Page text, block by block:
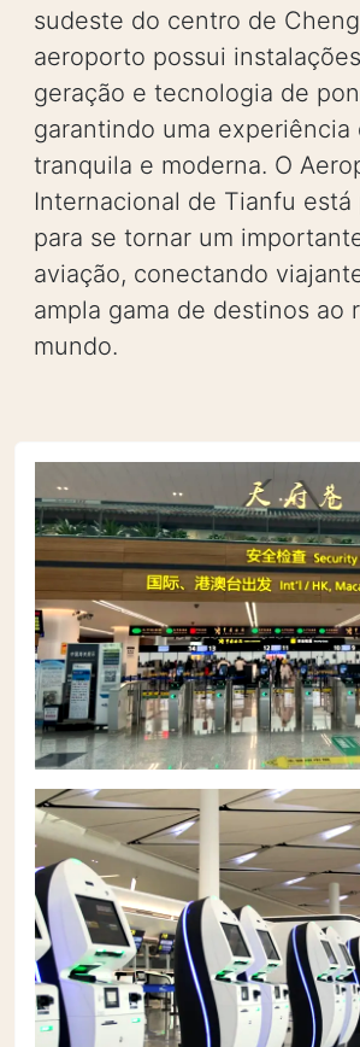
sudeste do centro de
aeroporto possui
geração e tecnologia de
garantindo uma experiência
tranquila e moderna. O
Internacional de Tianfu está
para se tornar um
aviação, conectando
ampla gama de destinos ao
mundo.